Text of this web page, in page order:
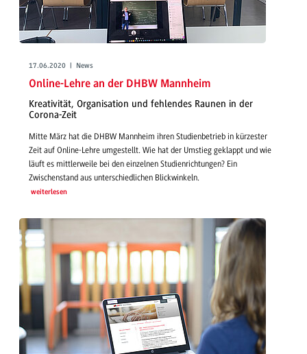
17.06.2020 | News
Online-Lehre an der DHBW Mannheim
Kreativität, Organisation und fehlendes Raunen in der
Corona-Zeit
Mitte März hat die DHBW Mannheim ihren Studienbetrieb in kürzester
Zeit auf Online-Lehre umgestellt. Wie hat der Umstieg geklappt und wie
läuft es mittlerweile bei den einzelnen Studienrichtungen? Ein
Zwischenstand aus unterschiedlichen Blickwinkeln.
weiterlesen